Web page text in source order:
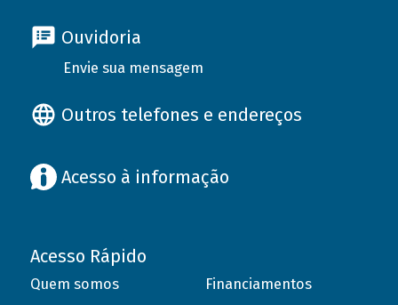
Ouvidoria
Envie sua mensagem
Outros telefones e endereços
Acesso à informação
Acesso Rápido
Quem somos
Financiamentos